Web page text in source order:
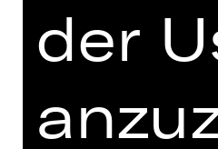
„Stop-Motion“.
LES NOCES (DE)
Les Noces (Die
von Igor Strawinsky
der